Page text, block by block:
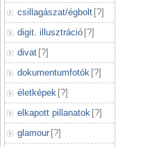
csillagászat/égbolt [?]
digit. illusztráció [?]
divat [?]
dokumentumfotók [?]
életképek [?]
elkapott pillanatok [?]
glamour [?]